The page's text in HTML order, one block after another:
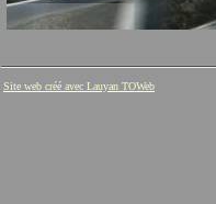
Site web créé avec Lauyan TOWeb